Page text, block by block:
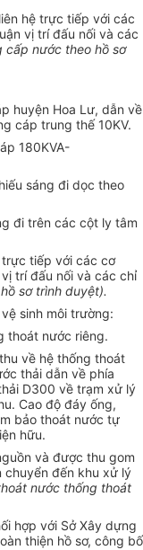
hệ trực tiếp với các
vị trí đấu nối và các
cấp nước theo hồ sơ
huyện Hoa Lư, dẫn về
cáp trung thế 10KV.
180KVA-
sáng đi dọc theo
đi trên các cột ly tâm
trực tiếp với các cơ
trí đấu nối và các chỉ
sơ trình duyệt).
sinh môi trường:
thoát nước riêng.
về hệ thống thoát
thải dẫn về phía
D300 về trạm xử lý
Cao độ đáy ống,
bảo thoát nước tự
hữu.
và được thu gom
chuyển đến khu xử lý
nước thống thoát
hợp với Sở Xây dựng
thiện hồ sơ, công bố